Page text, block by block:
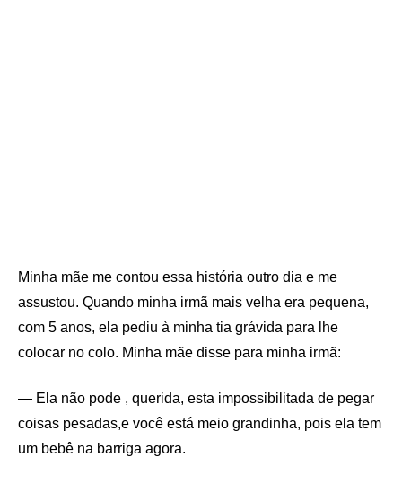
Minha mãe me contou essa história outro dia e me
assustou. Quando minha irmã mais velha era pequena,
com 5 anos, ela pediu à minha tia grávida para lhe
colocar no colo. Minha mãe disse para minha irmã:
— Ela não pode , querida, esta impossibilitada de pegar
coisas pesadas,e você está meio grandinha, pois ela tem
um bebê na barriga agora.